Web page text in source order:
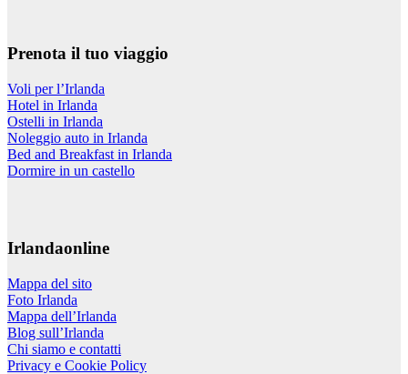
Prenota il tuo viaggio
Voli per l’Irlanda
Hotel in Irlanda
Ostelli in Irlanda
Noleggio auto in Irlanda
Bed and Breakfast in Irlanda
Dormire in un castello
Irlandaonline
Mappa del sito
Foto Irlanda
Mappa dell’Irlanda
Blog sull’Irlanda
Chi siamo e contatti
Privacy e Cookie Policy